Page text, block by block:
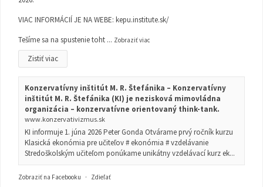
VIAC INFORMÁCIÍ JE NA WEBE: kepu.institute.sk/
Tešíme sa na spustenie toht ... Zobraziť viac
Zistiť viac
Konzervatívny inštitút M. R. Štefánika – Konzervatívny
inštitút M. R. Štefánika (KI) je nezisková mimovládna
organizácia – konzervatívne orientovaný think-tank.
www.konzervativizmus.sk
KI informuje 1. júna 2026 Peter Gonda Otvárame prvý ročník kurzu
Klasická ekonómia pre učiteľov # ekonómia # vzdelávanie
Stredoškolským učiteľom ponúkame unikátny vzdelávací kurz ek...
Zobraziť na Facebooku · Zdieľať